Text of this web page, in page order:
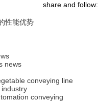
share and follow:
性能优势
news
conveying line
conveying